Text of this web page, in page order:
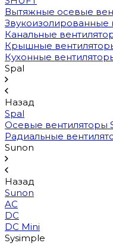
Вытяжные осевые
Звукоизолированные
Канальные
Крышные
Кухонные
Spal
Назад
Spal
Осевые вентиляторы
Радиальные
Sunon
Назад
Sunon
AC
DC
DC Mini
Sysimple